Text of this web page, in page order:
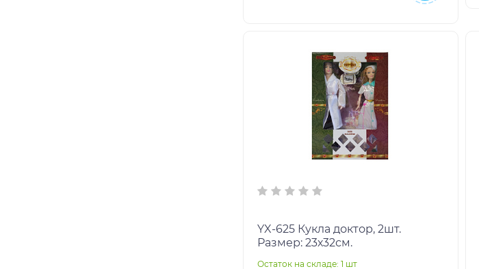
YX-625 Кукла доктор, 2шт.
Размер: 23х32см.
Остаток на складе: 1 шт